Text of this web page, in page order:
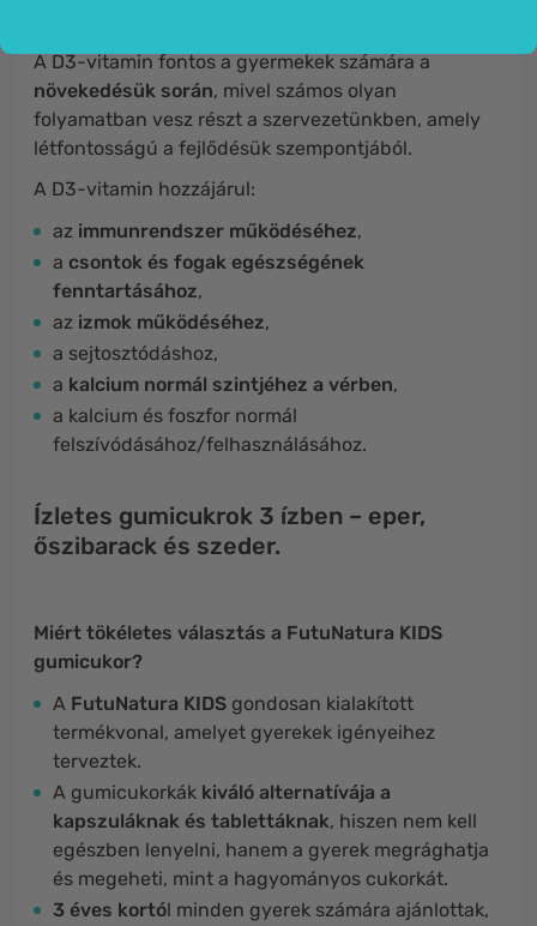
A D3-vitamin fontos a gyermekek számára a
növekedésük során, mivel számos olyan
folyamatban vesz részt a szervezetünkben, amely
létfontosságú a fejlődésük szempontjából.
A D3-vitamin hozzájárul:
az immunrendszer működéséhez,
a csontok és fogak egészségének
fenntartásához,
az izmok működéséhez,
a sejtosztódáshoz,
a kalcium normál szintjéhez a vérben,
a kalcium és foszfor normál
felszívódásához/felhasználásához.
Ízletes gumicukrok 3 ízben – eper,
őszibarack és szeder.
Miért tökéletes választás a FutuNatura KIDS
gumicukor?
A FutuNatura KIDS gondosan kialakított
termékvonal, amelyet gyerekek igényeihez
terveztek.
A gumicukorkák kiváló alternatívája a
kapszuláknak és tablettáknak, hiszen nem kell
egészben lenyelni, hanem a gyerek megrághatja
és megeheti, mint a hagyományos cukorkát.
3 éves kortól minden gyerek számára ajánlottak,